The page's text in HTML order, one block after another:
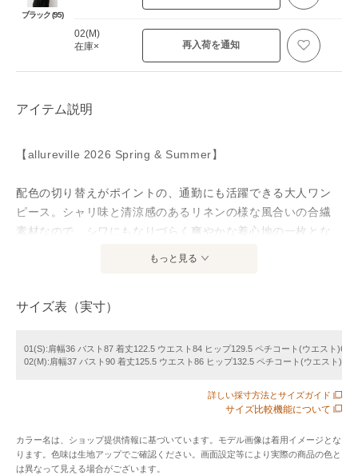
ブラック (95)
02(M)
在庫×
再入荷を通知
アイテム説明
【allureville 2026 Spring & Summer】
配色の切り替えがポイントの、通勤にも活躍できる大人ワン
ピース。シャリ味と清涼感のあるリネンの様な風合いの合繊
素材なので、シワにもなりづらく爽やかな着心地の一枚とな
勿論、デニムブルゾンとスニーカー合わせで抜け感のある大
※手洗い可能です。
※照明の関係により、実際よりも色味が違って見える場合が
またパソコン・スマートフォンなどの環境により、製品と画
像のカラーが異なる場合もございます。
もっと見る
サイズ表（実寸）
01(S):肩幅36 バスト87 着丈122.5 ウエスト84 ヒップ129.5 ペチコート(ウエスト)62
02(M):肩幅37 バスト90 着丈125.5 ウエスト86 ヒップ132.5 ペチコート(ウエスト)64
詳しい採寸方法とサイズガイド
サイズ比較機能について
カラー名は、ショップ提供情報に基づいています。モデル画像は着用イメージとな
ります。色味は生地アップでご確認ください。画面設定等により実際の商品の色と
は異なって見える場合がございます。